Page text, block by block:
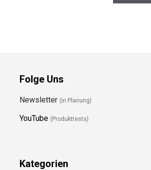
Folge Uns
Newsletter (in Planung)
YouTube (Produkttests)
Kategorien